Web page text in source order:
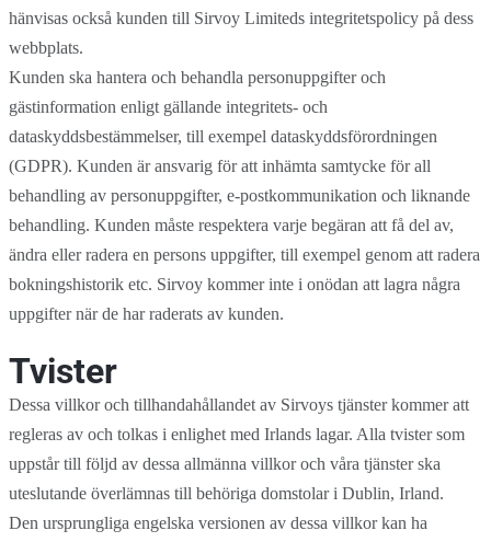
hänvisas också kunden till Sirvoy Limiteds integritetspolicy på dess
webbplats.
Kunden ska hantera och behandla personuppgifter och
gästinformation enligt gällande integritets- och
dataskyddsbestämmelser, till exempel dataskyddsförordningen
(GDPR). Kunden är ansvarig för att inhämta samtycke för all
behandling av personuppgifter, e-postkommunikation och liknande
behandling. Kunden måste respektera varje begäran att få del av,
ändra eller radera en persons uppgifter, till exempel genom att radera
bokningshistorik etc. Sirvoy kommer inte i onödan att lagra några
uppgifter när de har raderats av kunden.
Tvister
Dessa villkor och tillhandahållandet av Sirvoys tjänster kommer att
regleras av och tolkas i enlighet med Irlands lagar. Alla tvister som
uppstår till följd av dessa allmänna villkor och våra tjänster ska
uteslutande överlämnas till behöriga domstolar i Dublin, Irland.
Den ursprungliga engelska versionen av dessa villkor kan ha